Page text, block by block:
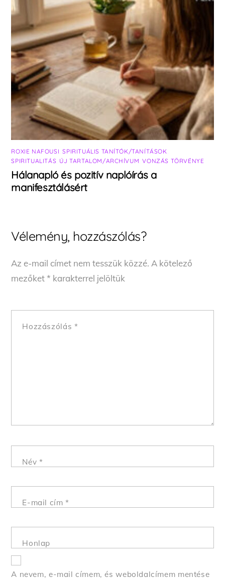
ROXIE NAFOUSI ,SPIRITUÁLIS TANÍTÓK/TANÍTÁSOK
SPIRITUALITÁS ÚJ TARTALOM/ARCHÍVUM ,VONZÁS TÖRVÉNYE
Hálanapló és pozitív naplóírás a
manifesztálásért
Vélemény, hozzászólás?
Az e-mail címet nem tesszük közzé. A kötelező
mezőket* karakterrel jelöltük
Hozzászólás *
Név *
E-mail cím*
Honlap
A nevem, e-mail címem, és weboldalcímem mentése